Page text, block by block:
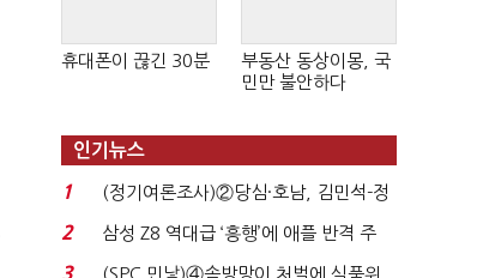
휴대폰이 끊긴 30분
부동산 동상이몽, 국
민만 불안하다
인기뉴스
1
(정기여론조사)②당심·호남, 김민석-정
청래 '초접전'...
2
삼성 Z8 역대급 ‘흥행’에 애플 반격 주
목…9월 ‘폴...
3
(SPC 민낯)④솜방망이 처벌에 식품위